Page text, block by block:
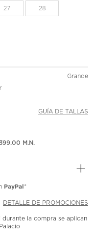
la
misma
27 28
Grande
GUÍA DE TALLAS
M.N.
PayPal*
DETALLE DE PROMOCIONES
durante la compra se aplican